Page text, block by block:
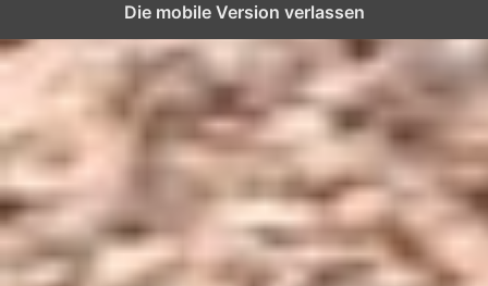
Die mobile Version verlassen